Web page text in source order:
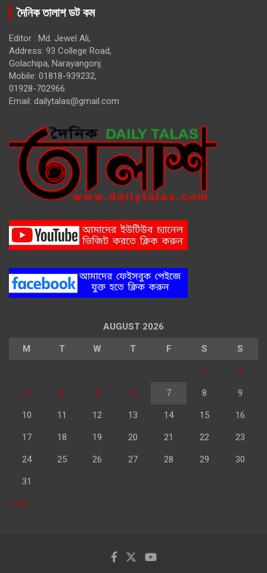
দৈনিক তালাশ ডট কম
Editor : Md. Jewel Ali,
Address: 93 College Road,
Golachipa, Narayangonj.
Mobile: 01818-939232,
01928-702966.
Email: dailytalas@gmail.com
AUGUST 2026
M T W T F S S
1 2
3 4 5 6 7 8 9
10 11 12 13 14 15 16
17 18 19 20 21 22 23
24 25 26 27 28 29 30
31
« Jul